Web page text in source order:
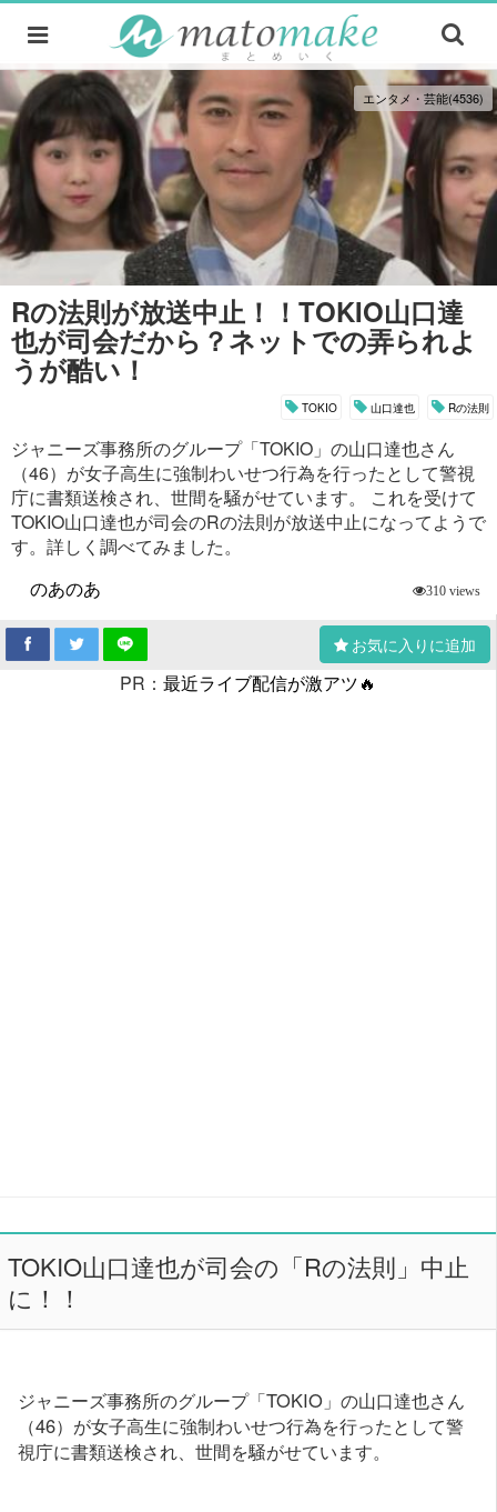
エンタメ・芸能(4536)
Rの法則が放送中止！！TOKIO山口達
也が司会だから？ネットでの弄られよ
うが酷い！
TOKIO 山口達也 Rの法則
ジャニーズ事務所のグループ「TOKIO」の山口達也さん
（46）が女子高生に強制わいせつ行為を行ったとして警視
庁に書類送検され、世間を騒がせています。 これを受けて
TOKIO山口達也が司会のRの法則が放送中止になってようで
す。詳しく調べてみました。
のあのあ
310 views
お気に入りに追加
PR： 最近ライブ配信が激アツ🔥
TOKIO山口達也が司会の「Rの法則」中止
に！！
ジャニーズ事務所のグループ「TOKIO」の山口達也さん
（46）が女子高生に強制わいせつ行為を行ったとして警
視庁に書類送検され、世間を騒がせています。